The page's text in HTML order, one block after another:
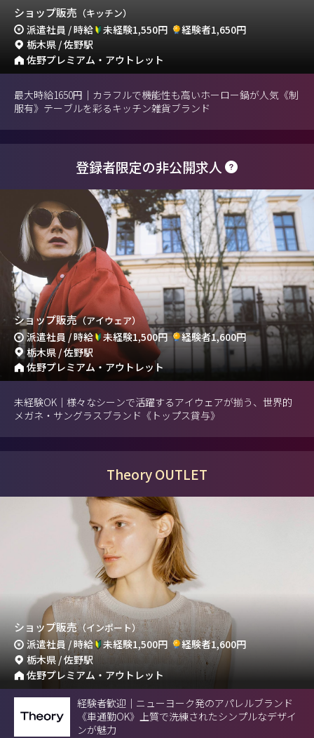
ショップ販売 （キッチン）
派遣社員 / 時給 未経験1,550円
経験者1,650円
栃木県 / 佐野駅
佐野プレミアム・アウトレット
最大時給1650円｜カラフルで機能性も高いホーロー鍋が人気《制
服有》テーブルを彩るキッチン雑貨ブランド
登録者限定の非公開求人
ショップ販売（アイウェア）
派遣社員 / 時給 未経験1,500円
経験者1,600円
栃木県 / 佐野駅
佐野プレミアム・アウトレット
未経験OK｜様々なシーンで活躍するアイウェアが揃う、世界的
メガネ・サングラスブランド《トップス貸与》
Theory OUTLET
ショップ販売（インポート）
派遣社員 / 時給 未経験1,500円
経験者1,600円
栃木県 / 佐野駅
佐野プレミアム・アウトレット
経験者歓迎｜ニューヨーク発のアパレルブランド
《車通勤OK》上質で洗練されたシンプルなデザイ
ンが魅力